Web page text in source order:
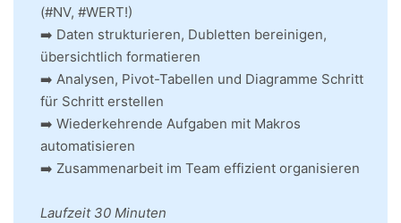
(#NV, #WERT!)
➡️ Daten strukturieren, Dubletten bereinigen,
übersichtlich formatieren
➡️ Analysen, Pivot-Tabellen und Diagramme Schritt
für Schritt erstellen
➡️ Wiederkehrende Aufgaben mit Makros
automatisieren
➡️ Zusammenarbeit im Team effizient organisieren
Laufzeit 30 Minuten